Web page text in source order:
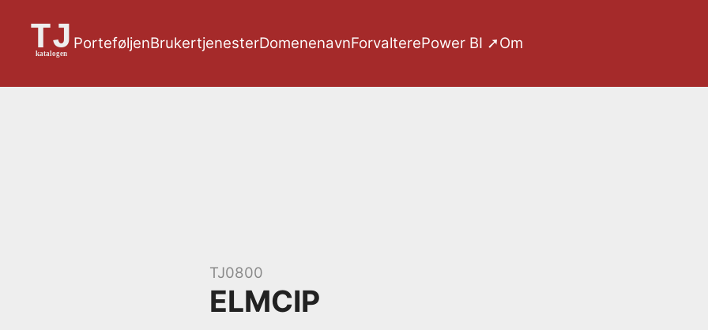
Porte­føljenBruker­tjenesterDomene­navnForvalterePower BI ➚Om
TJ0800
ELMCIP